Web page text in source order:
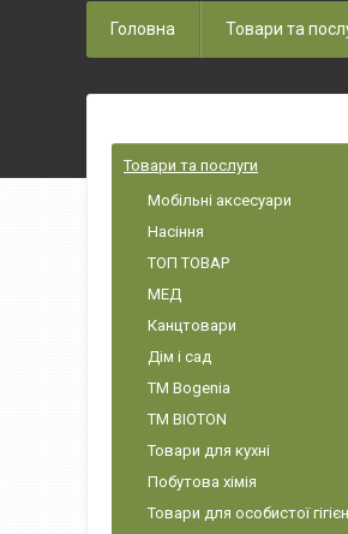
Головна Товари та
Товари та послуги
Мобільні аксесуари
Насіння
ТОП ТОВАР
МЕД
Канцтовари
Дім і сад
ТМ Bogenia
ТМ BIOTON
Товари для кухні
Побутова хімія
Товари для особистої